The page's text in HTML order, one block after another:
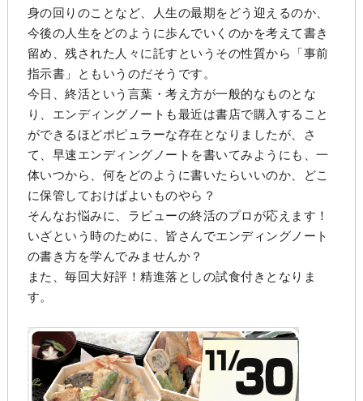
身の回りのことなど、人生の最期をどう迎えるのか、
今後の人生をどのように歩んでいくのかを考えて書き
留め、残された人々に託すというその性質から「事前
指示書」ともいうのだそうです。
今日、終活という言葉・考え方が一般的なものとな
り、エンディングノートも最近は書店で購入すること
ができるほどポピュラーな存在となりましたが、さ
て、早速エンディングノートを書いてみようにも、一
体いつから、何をどのように書いたらいいのか、どこ
に保管しておけばよいものやら？
そんなお悩みに、ラビューの終活のプロが応えます！
いざという時のために、皆さんでエンディングノート
の書き方を学んでみませんか？
また、毎回大好評！精進落としの試食付きとなりま
す。